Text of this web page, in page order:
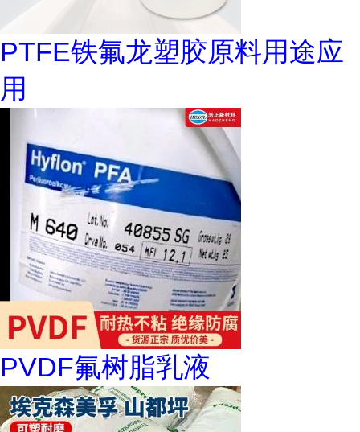
PTFE铁氟龙塑胶原料用途应
用
PVDF氟树脂乳液